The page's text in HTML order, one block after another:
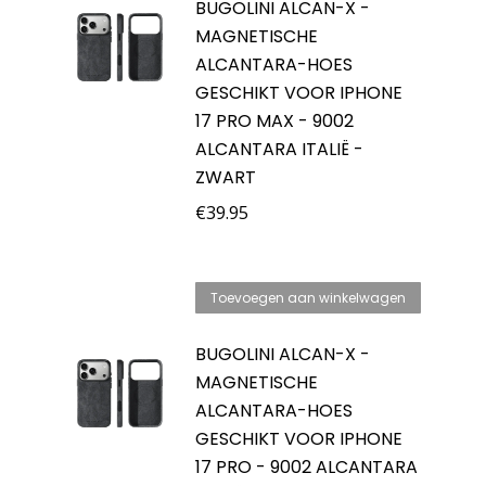
BUGOLINI ALCAN-X -
MAGNETISCHE
ALCANTARA-HOES
GESCHIKT VOOR IPHONE
17 PRO MAX - 9002
ALCANTARA ITALIË -
ZWART
€39.95
Toevoegen aan winkelwagen
BUGOLINI ALCAN-X -
MAGNETISCHE
ALCANTARA-HOES
GESCHIKT VOOR IPHONE
17 PRO - 9002 ALCANTARA